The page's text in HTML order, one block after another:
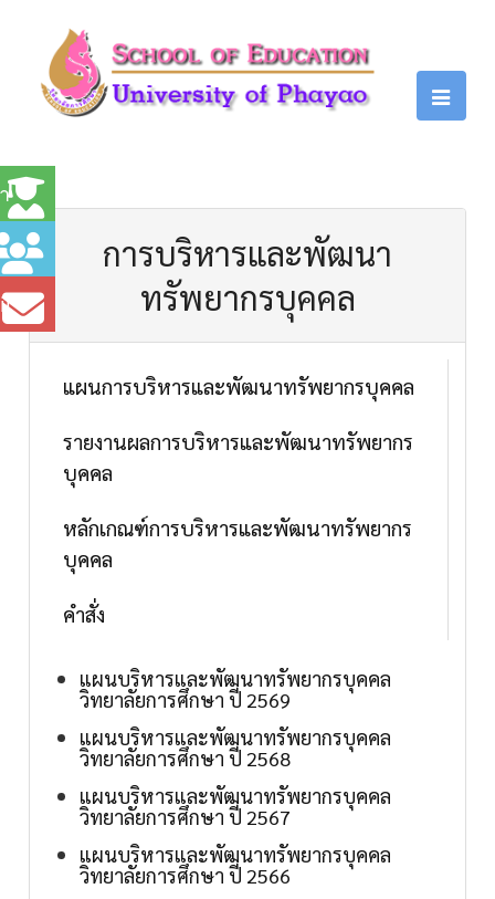
.
การบริหารและพัฒนา
ทรัพยากรบุคคล
แผนการบริหารและพัฒนาทรัพยากรบุคคล
รายงานผลการบริหารและพัฒนาทรัพยากร
บุคคล
หลักเกณฑ์การบริหารและพัฒนาทรัพยากร
บุคคล
คำสั่ง
แผนบริหารและพัฒนาทรัพยากรบุคคล
วิทยาลัยการศึกษา ปี 2569
แผนบริหารและพัฒนาทรัพยากรบุคคล
วิทยาลัยการศึกษา ปี 2568
แผนบริหารและพัฒนาทรัพยากรบุคคล
วิทยาลัยการศึกษา ปี 2567
แผนบริหารและพัฒนาทรัพยากรบุคคล
วิทยาลัยการศึกษา ปี 2566